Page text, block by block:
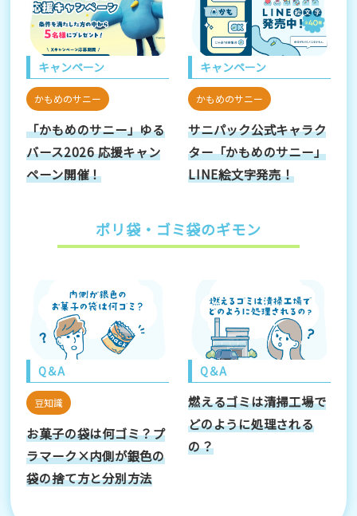
キャンペーン
かもめのサニー
「かもめのサニー」ゆる
バース2026 応援キャン
ペーン開催！
キャンペーン
かもめのサニー
サニパック公式キャラク
ター「かもめのサニー」
LINE絵文字発売！
ポリ袋・ゴミ袋のギモン
Q＆A
豆知識
お菓子の袋は何ゴミ？プ
ラマーク×内側が銀色の
袋の捨て方と分別方法
Q＆A
燃えるゴミは清掃工場で
どのように処理される
の？